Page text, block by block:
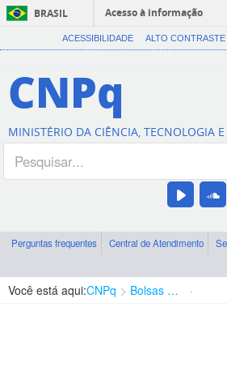
BRASIL
Acesso à informação
ACESSIBILIDADE ALTO CONTRASTE
CNPq
MINISTÉRIO DA CIÊNCIA, TECNOLOGIA
Perguntas frequentes Central de Atendimento
Você está aqui:CNPq Bolsas e Auxílios Vigentes